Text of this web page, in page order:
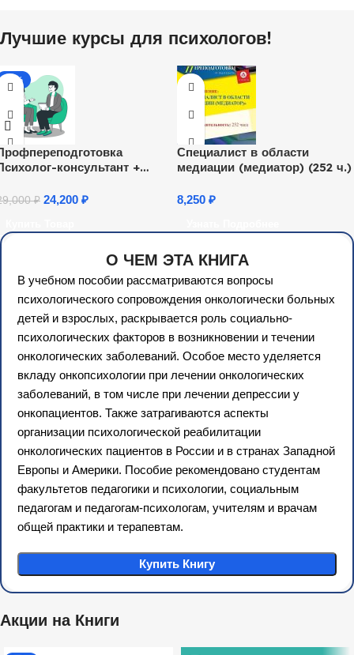
Лучшие курсы для психологов!
-17%
консультант +
₽ 24,200 ₽
Специалист в области
медиации (медиатор) (252 ч.)
8,250 ₽
О ЧЕМ ЭТА КНИГА
В учебном пособии рассматриваются вопросы
психологического сопровождения онкологически больных
детей и взрослых, раскрывается роль социально-
психологических факторов в возникновении и течении
онкологических заболеваний. Особое место уделяется
вкладу онкопсихологии при лечении онкологических
заболеваний, в том числе при лечении депрессии у
онкопациентов. Также затрагиваются аспекты
организации психологической реабилитации
онкологических пациентов в России и в странах Западной
Европы и Америки. Пособие рекомендовано студентам
факультетов педагогики и психологии, социальным
педагогам и педагогам-психологам, учителям и врачам
общей практики и терапевтам.
Купить Книгу
Акции на Книги